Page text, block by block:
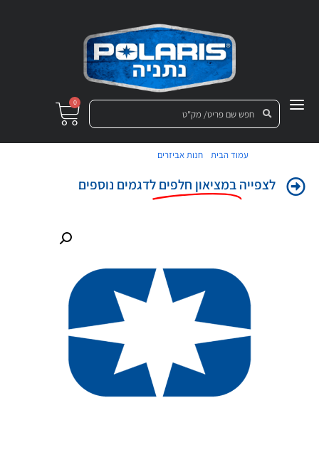
0
עמוד הבית /חנות אביזרים
לצפייהבמציאון חלפים לדגמים נוספים